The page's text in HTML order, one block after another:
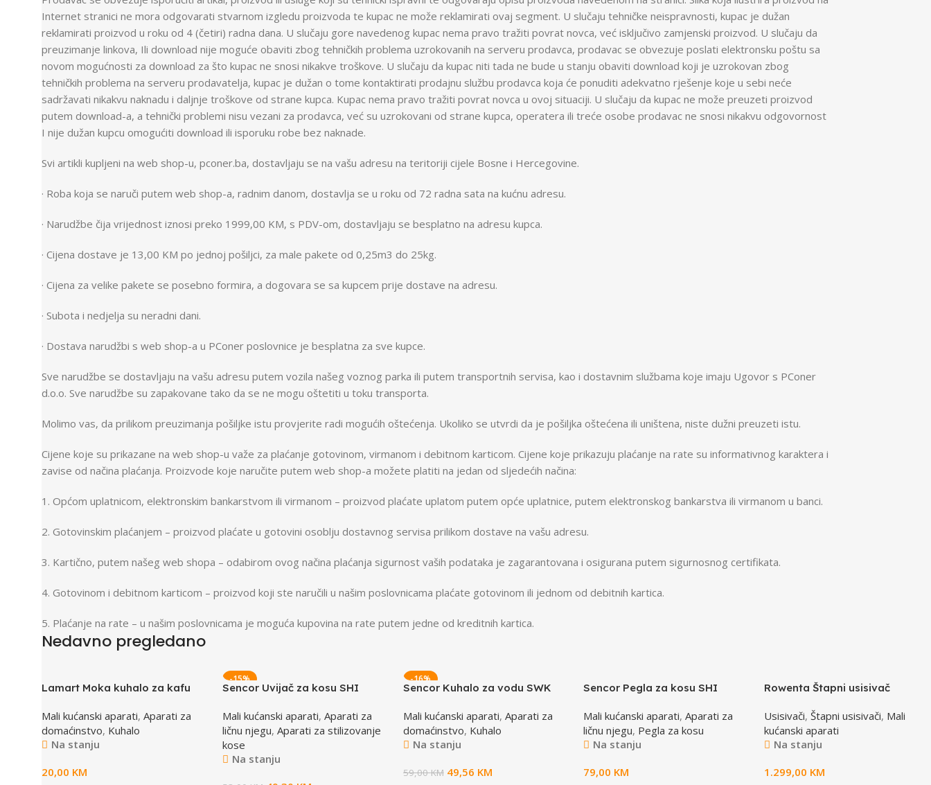
Internet stranici ne mora odgovarati stvarnom izgledu proizvoda te kupac ne može reklamirati ovaj segment. U slučaju tehničke neispravnosti, kupac je dužan
reklamirati proizvod u roku od 4 (četiri) radna dana. U slučaju gore navedenog kupac nema pravo tražiti povrat novca, već isključivo zamjenski proizvod. U slučaju da
preuzimanje linkova, Ili download nije moguće obaviti zbog tehničkih problema uzrokovanih na serveru prodavca, prodavac se obvezuje poslati elektronsku poštu sa
novom mogućnosti za download za što kupac ne snosi nikakve troškove. U slučaju da kupac niti tada ne bude u stanju obaviti download koji je uzrokovan zbog
tehničkih problema na serveru prodavatelja, kupac je dužan o tome kontaktirati prodajnu službu prodavca koja će ponuditi adekvatno rješenje koje u sebi neće
sadržavati nikakvu naknadu i daljnje troškove od strane kupca. Kupac nema pravo tražiti povrat novca u ovoj situaciji. U slučaju da kupac ne može preuzeti proizvod
putem download-a, a tehnički problemi nisu vezani za prodavca, već su uzrokovani od strane kupca, operatera ili treće osobe prodavac ne snosi nikakvu odgovornost
I nije dužan kupcu omogućiti download ili isporuku robe bez naknade.
Svi artikli kupljeni na web shop-u, pconer.ba, dostavljaju se na vašu adresu na teritoriji cijele Bosne i Hercegovine.
· Roba koja se naruči putem web shop-a, radnim danom, dostavlja se u roku od 72 radna sata na kućnu adresu.
· Narudžbe čija vrijednost iznosi preko 1999,00 KM, s PDV-om, dostavljaju se besplatno na adresu kupca.
· Cijena dostave je 13,00 KM po jednoj pošiljci, za male pakete od 0,25m3 do 25kg.
· Cijena za velike pakete se posebno formira, a dogovara se sa kupcem prije dostave na adresu.
· Subota i nedjelja su neradni dani.
· Dostava narudžbi s web shop-a u PConer poslovnice je besplatna za sve kupce.
Sve narudžbe se dostavljaju na vašu adresu putem vozila našeg voznog parka ili putem transportnih servisa, kao i dostavnim službama koje imaju Ugovor s PConer
d.o.o. Sve narudžbe su zapakovane tako da se ne mogu oštetiti u toku transporta.
Molimo vas, da prilikom preuzimanja pošiljke istu provjerite radi mogućih oštećenja. Ukoliko se utvrdi da je pošiljka oštećena ili uništena, niste dužni preuzeti istu.
Cijene koje su prikazane na web shop-u važe za plaćanje gotovinom, virmanom i debitnom karticom. Cijene koje prikazuju plaćanje na rate su informativnog karaktera i
zavise od načina plaćanja. Proizvode koje naručite putem web shop-a možete platiti na jedan od sljedećih načina:
1. Općom uplatnicom, elektronskim bankarstvom ili virmanom – proizvod plaćate uplatom putem opće uplatnice, putem elektronskog bankarstva ili virmanom u banci.
2. Gotovinskim plaćanjem – proizvod plaćate u gotovini osoblju dostavnog servisa prilikom dostave na vašu adresu.
3. Kartično, putem našeg web shopa – odabirom ovog načina plaćanja sigurnost vaših podataka je zagarantovana i osigurana putem sigurnosnog certifikata.
4. Gotovinom i debitnom karticom – proizvod koji ste naručili u našim poslovnicama plaćate gotovinom ili jednom od debitnih kartica.
5. Plaćanje na rate – u našim poslovnicama je moguća kupovina na rate putem jedne od kreditnih kartica.
View Store
View Store
Nedavno pregledano
Lamart Moka kuhalo za kafu
Mali kućanski aparati, Aparati za
domaćinstvo, Kuhalo
Na stanju
20,00 KM
-15%
Sencor Uvijač za kosu SHI
Mali kućanski aparati, Aparati za
ličnu njegu, Aparati za stilizovanje
kose
Na stanju
-16%
Sencor Kuhalo za vodu SWK
Mali kućanski aparati, Aparati za
domaćinstvo, Kuhalo
Na stanju
59,00KM 49,56 KM
Sencor Pegla za kosu SHI
Mali kućanski aparati,Aparati za
ličnu njegu, Pegla za kosu
Na stanju
79,00 KM
Rowenta Štapni usisivač
Usisivači,Štapni usisivači, Mali
kućanski aparati
Na stanju
1.299,00 KM